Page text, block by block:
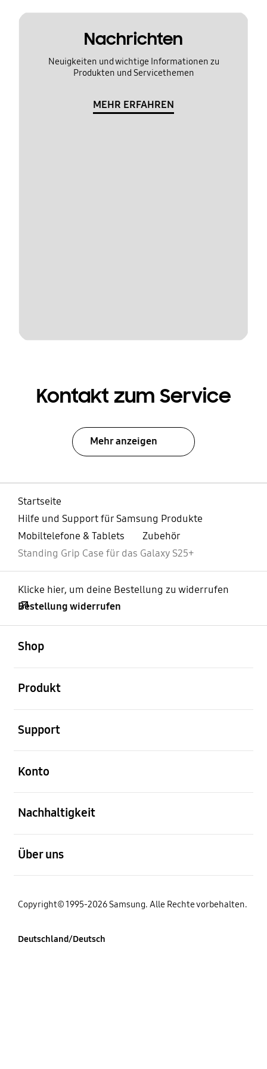
Nachrichten
Neuigkeiten und wichtige Informationen zu
Produkten und Servicethemen
MEHR ERFAHREN
Kontakt zum Service
Mehr anzeigen
Startseite
Hilfe und Support für Samsung Produkte
Mobiltelefone & Tablets
Zubehör
Standing Grip Case für das Galaxy S25+
Klicke hier, um deine Bestellung zu widerrufen
Bestellung widerrufen
Shop
Produkt
Support
Konto
Nachhaltigkeit
Über uns
Copyright© 1995-2026 Samsung. Alle Rechte vorbehalten.
Deutschland/Deutsch